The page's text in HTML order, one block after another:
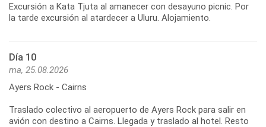
Excursión a Kata Tjuta al amanecer con desayuno picnic. Por
Día 10
ma, 25.08.2026
Ayers Rock - Cairns
Traslado colectivo al aeropuerto de Ayers Rock para salir en
avión con destino a Cairns. Llegada y traslado al hotel. Resto